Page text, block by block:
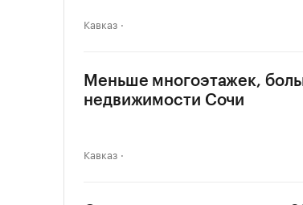
Кавказ
Меньше многоэтажек,
недвижимости Сочи
Кавказ